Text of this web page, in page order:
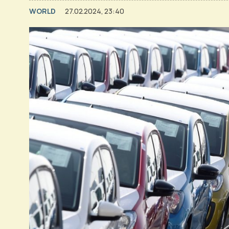
WORLD 27.02.2024, 23:40